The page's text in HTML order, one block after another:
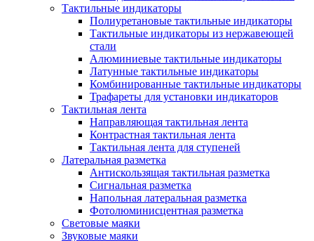
Тактильные индикаторы
Полиуретановые тактильные индикаторы
Тактильные индикаторы из нержавеющей
стали
Алюминиевые тактильные индикаторы
Латунные тактильные индикаторы
Комбинированные тактильные индикаторы
Трафареты для установки индикаторов
Тактильная лента
Направляющая тактильная лента
Контрастная тактильная лента
Тактильная лента для ступеней
Латеральная разметка
Антискользящая тактильная разметка
Сигнальная разметка
Напольная латеральная разметка
Фотолюминисцентная разметка
Световые маяки
Звуковые маяки